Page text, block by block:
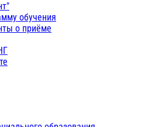
обучения
о приёме